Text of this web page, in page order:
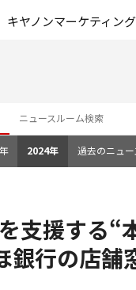
キヤノンマーケティン
ニュースルーム検索
2024年 過去のニュ
支援する“
銀行の店舗